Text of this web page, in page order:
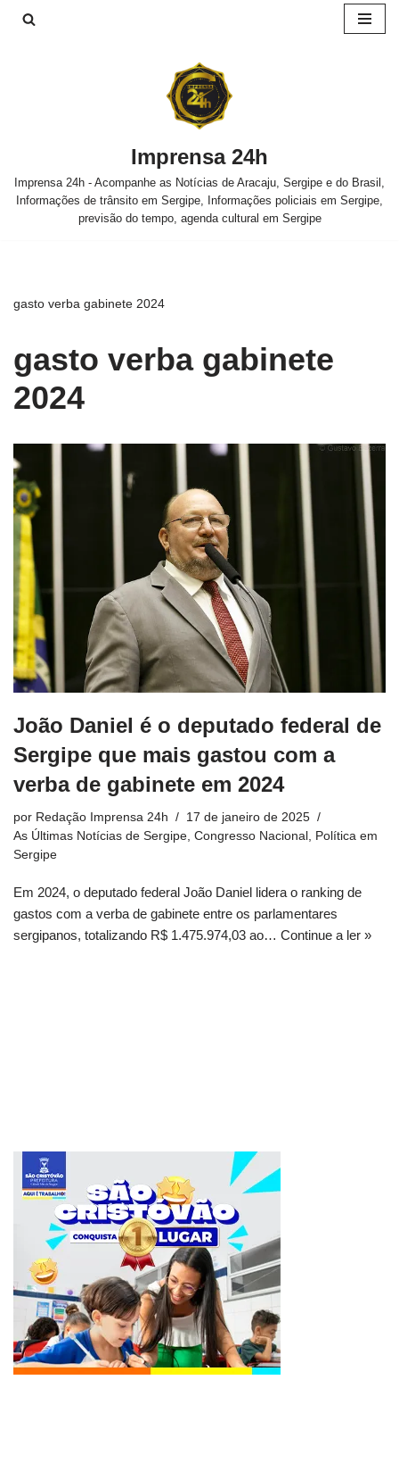
Imprensa 24h
Imprensa 24h - Acompanhe as Notícias de Aracaju, Sergipe e do Brasil,
Informações de trânsito em Sergipe, Informações policiais em Sergipe,
previsão do tempo, agenda cultural em Sergipe
gasto verba gabinete 2024
gasto verba gabinete
2024
João Daniel é o deputado federal de
Sergipe que mais gastou com a
verba de gabinete em 2024
por Redação Imprensa 24h
17 de janeiro de 2025
As Últimas Notícias de Sergipe, Congresso Nacional , Política em
Sergipe
Em 2024, o deputado federal João Daniel lidera o ranking de
gastos com a verba de gabinete entre os parlamentares
sergipanos, totalizando R$ 1.475.974,03 ao… Continue a ler »